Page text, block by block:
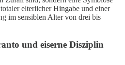
elterlicher Hingabe und einer
im sensiblen Alter von drei bis
und eiserne Disziplin